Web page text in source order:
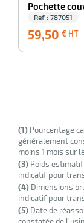
Pochette
Ref : 787051
59,50 € HT
(1) Pourcentage
généralement
moins 1 mois sur
(3) Poids
indicatif pour
(4) Dimensions
indicatif pour
(5) Date de